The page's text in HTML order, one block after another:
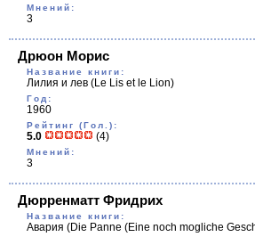
Мнений:
3
Дрюон Морис
Название книги:
Лилия и лев (Le Lis et le Lion)
Год:
1960
Рейтинг (Гол.):
5.0 (4)
Мнений:
3
Дюрренматт Фридрих
Название книги:
Авария (Die Panne (Eine noch mogliche